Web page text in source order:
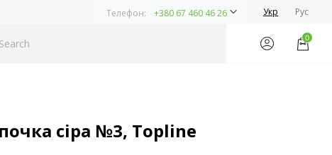
Телефон: +380 67 460 46 26 Укр Рус
0
сіра №3, Topline